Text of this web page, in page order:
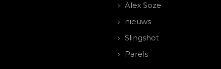
Alex Soze
nieuws
Slingshot
Parels